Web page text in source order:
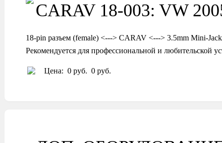
CARAV 18-003: VW
18-pin разъем (female) <---> CARAV <---> 3.5mm Mini-
Рекомендуется для профессиональной и любительской
Цена: 0 руб. 0 руб.